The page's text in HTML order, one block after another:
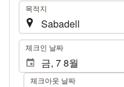
목적지
. 체크인 날짜
체크아웃 날짜